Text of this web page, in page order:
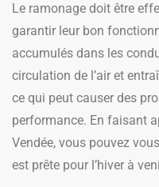
Le ramonage doit être
garantir leur bon
accumulés dans les
circulation de l’air et
ce qui peut causer des
performance. En faisant
Vendée, vous pouvez
est prête pour l’hiver à